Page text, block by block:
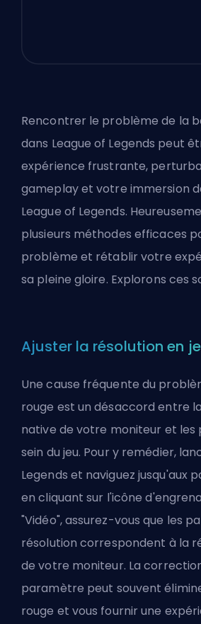
Rencontrer le problème de la
dans League of Legends peut
expérience frustrante,
gameplay et votre immersion
League of Legends.
plusieurs méthodes efficaces
problème et rétablir votre
sa pleine gloire. Explorons ces
Ajuster la résolution en
Une cause fréquente du
rouge est un désaccord entre
native de votre moniteur et les
sein du jeu. Pour y remédier,
Legends et naviguez jusqu'aux
en cliquant sur l'icône
"Vidéo", assurez-vous que les
résolution correspondent à la
de votre moniteur. La
paramètre peut souvent
rouge et vous fournir une